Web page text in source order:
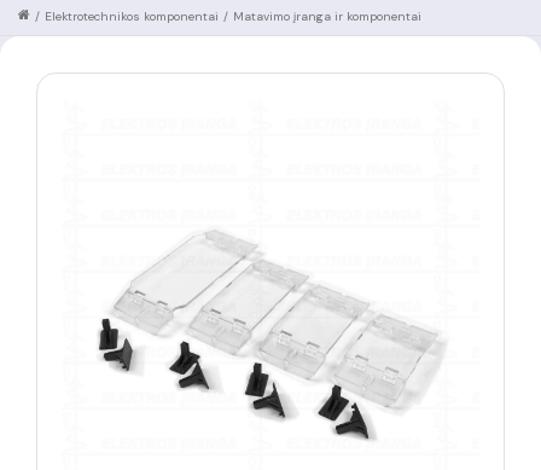
Matavimo įranga ir komponentai
/
Elektrotechnikos komponentai
/